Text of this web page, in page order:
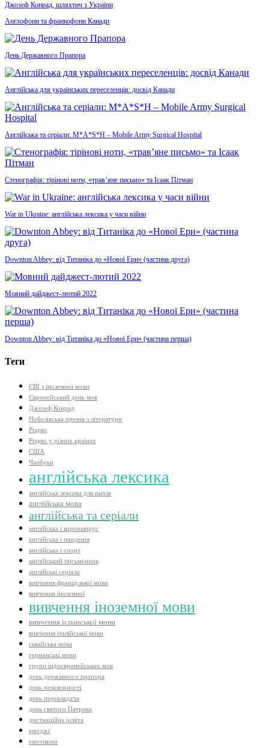
Джозеф Конрад, шляхтич з України
Англофони та франкофони Канади
День Державного Прапора
Англійська для українських переселенців: досвід Канади
Англійська та серіали: M*A*S*H – Mobile Army Surgical Hospital
Стенографія: тірінові ноти, «трав’яне письмо» та Ісаак Пітман
War in Ukraine: англійська лексика у часи війни
Downton Abbey: від Титаніка до «Нової Ери» (частина друга)
Мовний дайджест-лютий 2022
Downton Abbey: від Титаніка до «Нової Ери» (частина перша)
Теги
ЄВІ з іноземної мови
Європейський день мов
Джозеф Конрад
Нобелівська премія з літератури
Різдво
Різдво у різних країнах
США
Чапбуки
англійська лексика
англійська лексика для шахів
англійська мова
англійська та серіали
англійська і коронавірус
англійська і пандемія
англійська і спорт
англійський письменник
англійські серіали
вивчення французької мови
вивчення іноземної
вивчення іноземної мови
вивчення іспанської мови
вивчення італійської мови
гавайська мова
германські мови
групи індоєвропейських мов
день державного прапора
день незалежності
день перекладача
день святого Патрика
дистанційна освіта
емоджі
емотікони